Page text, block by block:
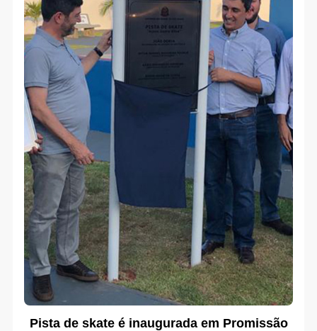
Pista de skate é inaugurada em Promissão